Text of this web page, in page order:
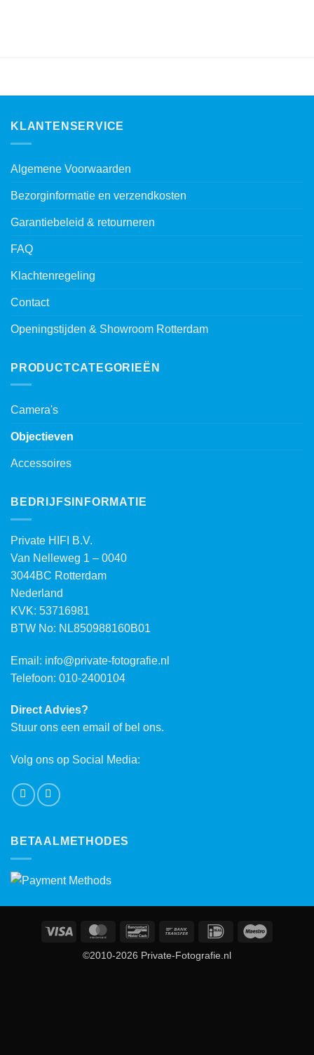
KLANTENSERVICE
Algemene Voorwaarden
Bezorginformatie en verzendkosten
Garantiebeleid & retourneren
FAQ
Klachtenregeling
Contact
Openingstijden & Showroom Rotterdam
PRODUCTCATEGORIEËN
Camera's
Objectieven
Accessoires
BEDRIJFSINFORMATIE
Private HIFI B.V.
Van Nelleweg 1 – 0040
3044BC Rotterdam
Nederland
KVK: 53716981
BTW No: NL850988160B01
Email: info@private-fotografie.nl
Telefoon: 010-2400104
Direct Advies?
Stuur ons een email of bel ons.
Volg ons op Social Media:
BETAALMETHODES
Visa MasterCardBancontactBank
IDeal
©2010-2026 Private-Fotografie.nl